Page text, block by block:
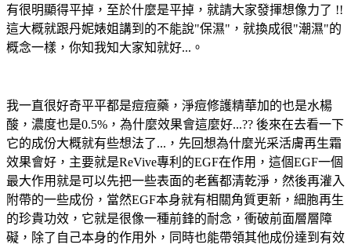
有很明顯得平掉，至於什麼是平掉，就請大家發揮想像力了 !!
這大概就跟丹妮婊姐講到的不能說"保濕"，就換成很"潮濕"的
概念一樣，你知我知大家知就好...。
我一直很好奇平平都是痘痘藥，淨痘修護精華加的也是水楊
酸，濃度也是0.5%，為什麼效果會這麼好...?? 後來在去看一下
它的成份大概就有些想法了...，先回想為什麼光采活膚再生霜
效果會好，主要就是ReVive專利的EGF在作用，這個EGF一個
最大作用就是可以先把一些表面的老舊都清乾淨，然後再灌入
附帶的一些成份，當然EGF本身就有相關角質更新，細胞再生
的珍貴功效，它就是很像一種前鋒的耐念，衝破前面層層障
礙，除了自己本身的作用外，同時也能帶領其他成份達到有效